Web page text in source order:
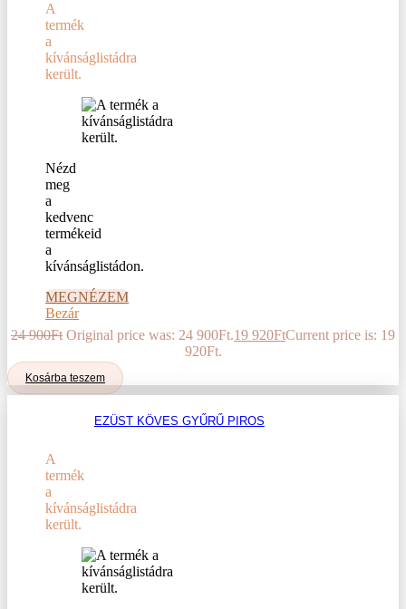
A
termék
a
kívánságlistádra
került.
Nézd
meg
a
kedvenc
termékeid
a
kívánságlistádon.
MEGNÉZEM
Bezár
24 900Ft Original price was: 24 900Ft.19 920FtCurrent price is: 19
920Ft.
Kosárba teszem
EZÜST KÖVES GYŰRŰ PIROS
A
termék
a
kívánságlistádra
került.